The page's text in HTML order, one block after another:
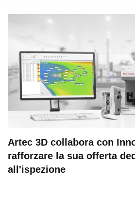
Artec 3D collabora con
rafforzare la sua offerta
all'ispezione